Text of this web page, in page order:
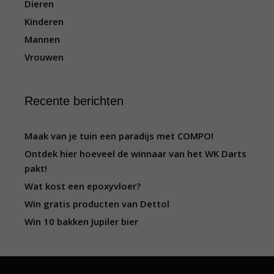
Dieren
Kinderen
Mannen
Vrouwen
Recente berichten
Maak van je tuin een paradijs met COMPO!
Ontdek hier hoeveel de winnaar van het WK Darts
pakt!
Wat kost een epoxyvloer?
Win gratis producten van Dettol
Win 10 bakken Jupiler bier